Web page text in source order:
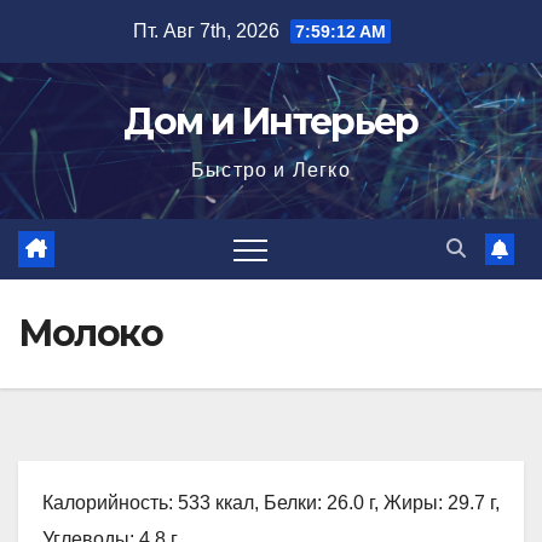
содержимому
Пт. Авг 7th, 2026 7:59:13 AM
Дом и Интерьер
Быстро и Легко
Молоко
Калорийность: 533 ккал, Белки: 26.0 г, Жиры: 29.7 г,